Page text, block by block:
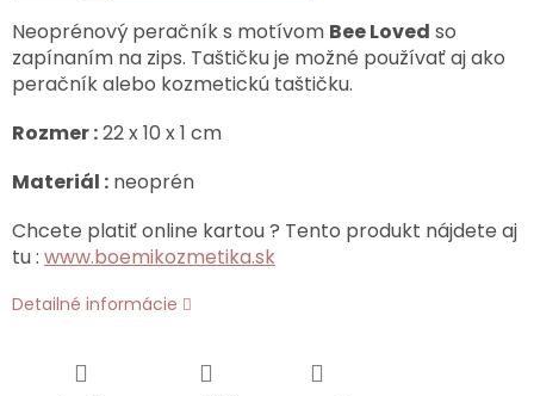
Neoprénový peračník s motívom Bee Loved so
zapínaním na zips. Taštičku je možné používať aj ako
peračník alebo kozmetickú taštičku.
Rozmer :22 x 10 x 1 cm
Materiál : neoprén
Chcete platiť online kartou ? Tento produkt nájdete aj
tu : www.boemikozmetika.sk
Detailné informácie